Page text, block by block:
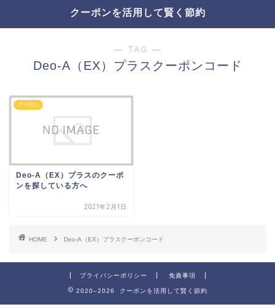
クーポンを活用して賢く節約
― TAG ―
Deo-A（EX）プラスクーポンコード
クーポン
Deo-A（EX）プラスのクーポ
ンを探している方へ
2021年2月1日
HOME Deo-A（EX）プラスクーポンコード
プライバシーポリシー 免責事項
2020–2026 クーポンを活用して賢く節約